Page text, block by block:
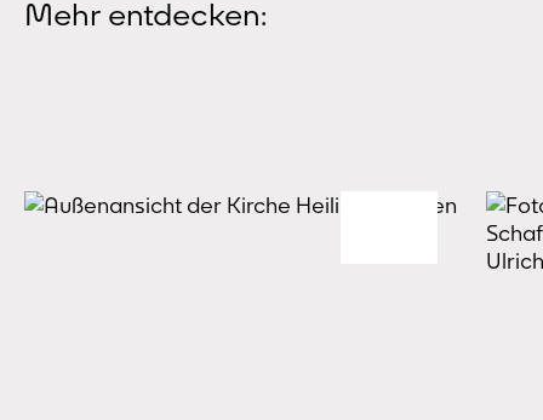
Mehr entdecken: